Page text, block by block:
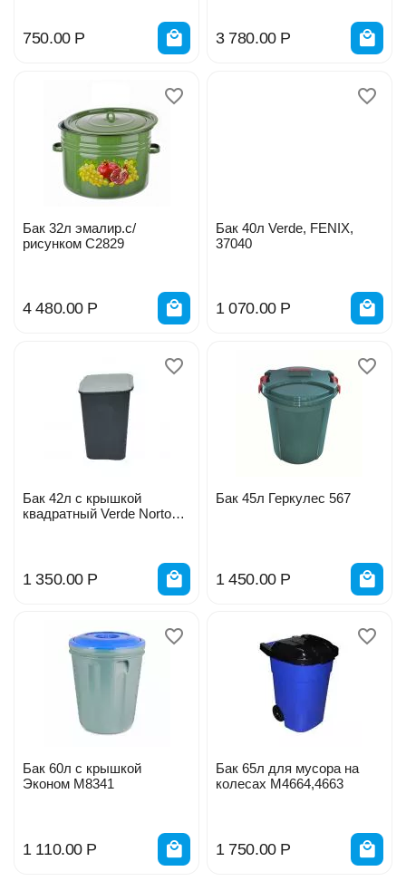
750.00 Р 3 780.00 Р
Бак 32л эмалир.с/
рисунком С2829
4 480.00 Р
Бак 40л Verde, FENIX,
37040
1 070.00 Р
Бак 42л с крышкой
квадратный Verde Norton
1 350.00 Р
Бак 45л Геркулес 567
1 450.00 Р
Бак 60л с крышкой
Эконом М8341
1 110.00 Р
Бак 65л для мусора на
колесах М4664,4663
1 750.00 Р